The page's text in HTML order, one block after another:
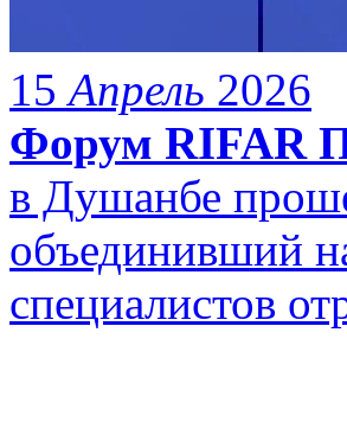
15 Апрель 2026
Форум RIFAR
в Душанбе
объединивший
специалистов